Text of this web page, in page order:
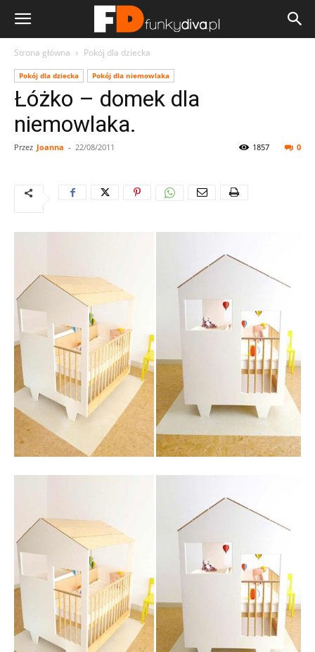
Strona główna Pokój dla dziecka
Pokój dla dziecka Pokój dla niemowlaka
Łóżko – domek dla
niemowlaka.
Przez Joanna - 22/08/2011 0
1857